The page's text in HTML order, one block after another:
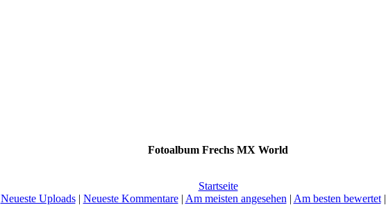
Fotoalbum Frechs MX World
Startseite
Neueste Uploads| Neueste Kommentare| Am meisten angesehen | Am besten bewertet|